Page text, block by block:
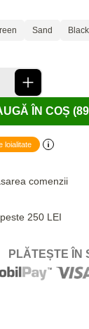
Sand Black
ÎN COȘ
loialitate
comenzii
250 LEI
PLĂTEȘTE ÎN